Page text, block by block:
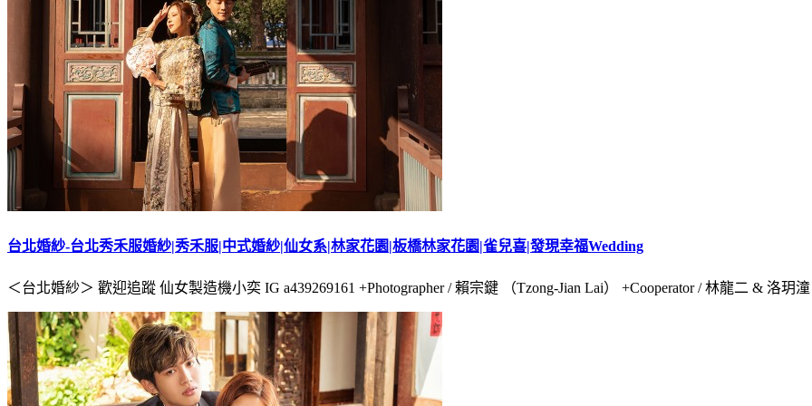
台北婚紗-台北秀禾服婚紗|秀禾服|中式婚紗|仙女系|林家花園|板橋林家花園|雀兒喜|發現幸福Wedding
＜台北婚紗＞ 歡迎追蹤 仙女製造機小奕 IG a439269161 +Photographer / 賴宗鍵 （Tzong-Jian Lai） +Cooperator / 林龍二 & 洛玥